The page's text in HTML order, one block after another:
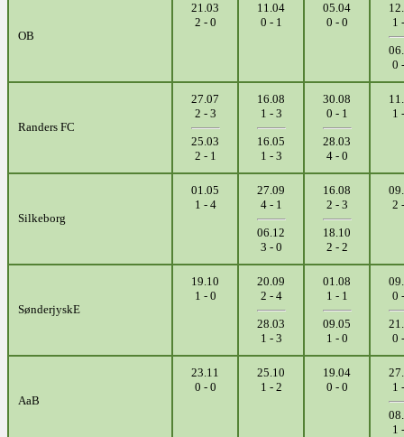
OB
21.03
2 - 0
11.04
0 - 1
05.04
0 - 0
1
0
Randers FC
27.07
2 - 3
25.03
2 - 1
16.08
1 - 3
16.05
1 - 3
30.08
0 - 1
28.03
4 - 0
1
Silkeborg
01.05
1 - 4
27.09
4 - 1
06.12
3 - 0
16.08
2 - 3
18.10
2 - 2
2
SønderjyskE
19.10
1 - 0
20.09
2 - 4
28.03
1 - 3
01.08
1 - 1
09.05
1 - 0
0
0
AaB
23.11
0 - 0
25.10
1 - 2
19.04
0 - 0
1
1